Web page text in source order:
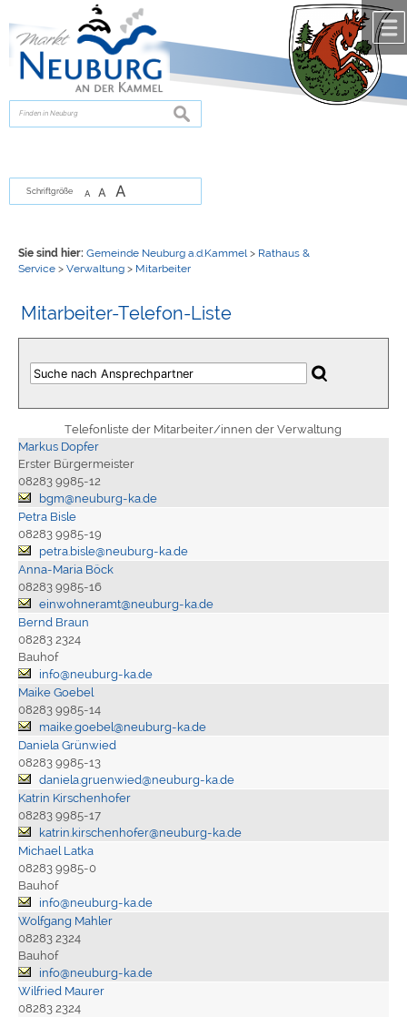
zur Navigationoder
springen.
suchen
Schriftgröße A A A
Sie sind hier: Gemeinde Neuburg a.d.Kammel > Rathaus &
Service> Verwaltung> Mitarbeiter
Mitarbeiter-Telefon-Liste
Telefonliste der Mitarbeiter/innen der Verwaltung
Markus Dopfer
Erster Bürgermeister
08283 9985-12
bgm@neuburg-ka.de
Petra Bisle
08283 9985-19
petra.bisle@neuburg-ka.de
Anna-Maria Böck
08283 9985-16
einwohneramt@neuburg-ka.de
Bernd Braun
08283 2324
Bauhof
info@neuburg-ka.de
Maike Goebel
08283 9985-14
maike.goebel@neuburg-ka.de
Daniela Grünwied
08283 9985-13
daniela.gruenwied@neuburg-ka.de
Katrin Kirschenhofer
08283 9985-17
katrin.kirschenhofer@neuburg-ka.de
Michael Latka
08283 9985-0
Bauhof
info@neuburg-ka.de
Wolfgang Mahler
08283 2324
Bauhof
info@neuburg-ka.de
Wilfried Maurer
08283 2324